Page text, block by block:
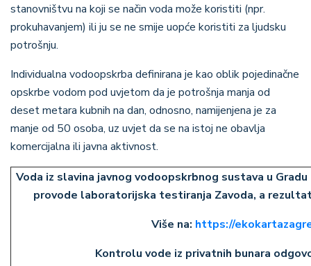
stanovništvu na koji se način voda može koristiti (npr.
prokuhavanjem) ili ju se ne smije uopće koristiti za ljudsku
potrošnju.
Individualna vodoopskrba definirana je kao oblik pojedinačne
opskrbe vodom pod uvjetom da je potrošnja manja od
deset metara kubnih na dan, odnosno, namijenjena je za
manje od 50 osoba, uz uvjet da se na istoj ne obavlja
komercijalna ili javna aktivnost.
Voda iz slavina javnog vodoopskrbnog sustava u
provode laboratorijska testiranja Zavoda, a
Više na: https://
Kontrolu vode iz privatnih bunara